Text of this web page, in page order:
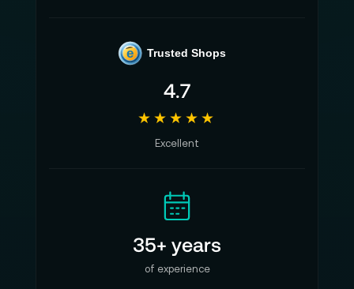
e Trusted Shops
4.7
★★★★★
Excellent
35+ years
of experience